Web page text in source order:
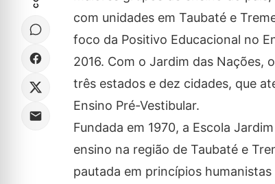
com unidades em Taubaté e
foco da Positivo Educacional no
2016. Com o Jardim das Nações,
três estados e dez cidades, que
Ensino Pré-Vestibular.
Fundada em 1970, a Escola
ensino na região de Taubaté e
pautada em princípios